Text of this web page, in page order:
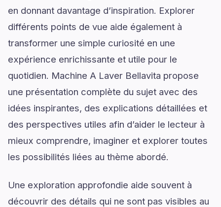
en donnant davantage d’inspiration. Explorer
différents points de vue aide également à
transformer une simple curiosité en une
expérience enrichissante et utile pour le
quotidien. Machine A Laver Bellavita propose
une présentation complète du sujet avec des
idées inspirantes, des explications détaillées et
des perspectives utiles afin d’aider le lecteur à
mieux comprendre, imaginer et explorer toutes
les possibilités liées au thème abordé.
Une exploration approfondie aide souvent à
découvrir des détails qui ne sont pas visibles au